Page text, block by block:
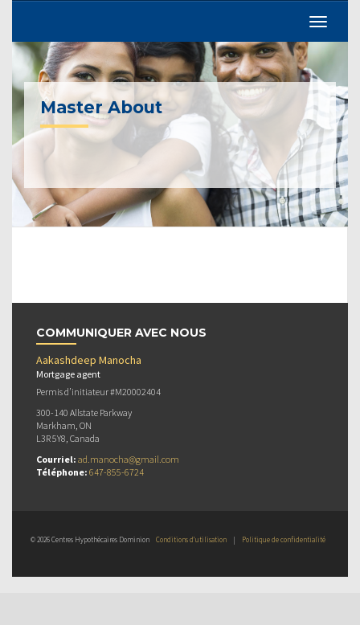
Master About
COMMUNIQUER AVEC NOUS
Aakashdeep Manocha
Mortgage agent
Permis d’initiateur #M20002404
300-140 Allstate Parkway
Markham, ON
L3R 5Y8, Canada
Courriel: ad.manocha@gmail.com
Téléphone: 647-855-6724
© 2026 Centres Hypothécaires Dominion Conditions d’utilisation | Politique de confidentialité